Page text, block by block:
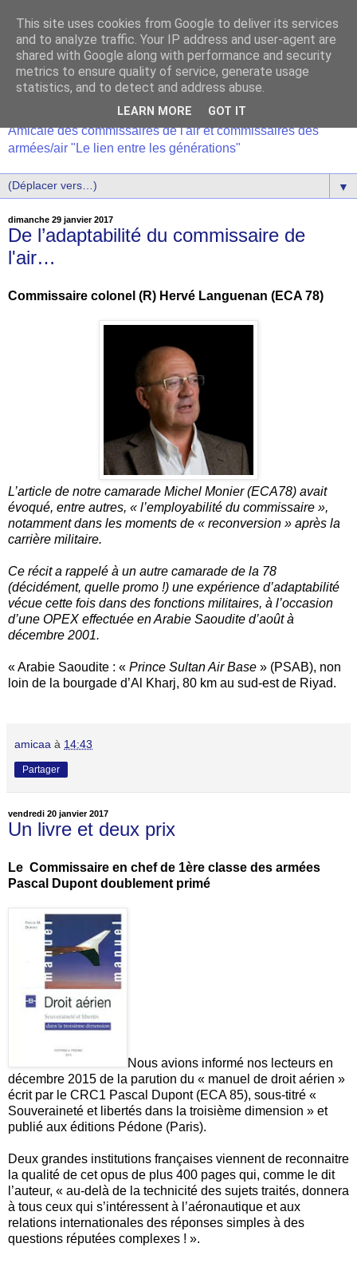
Amicale des commissaires de l'air et commissaires des
armées/air "Le lien entre les générations"
▼
dimanche 29 janvier 2017
De l’adaptabilité du commissaire de
l'air…
Commissaire colonel (R) Hervé Languenan (ECA 78)
L’article de notre camarade Michel Monier (ECA78) avait
évoqué, entre autres, « l’employabilité du commissaire »,
notamment dans les moments de « reconversion » après la
carrière militaire.
Ce récit a rappelé à un autre camarade de la 78
(décidément, quelle promo !) une expérience d’adaptabilité
vécue cette fois dans des fonctions militaires, à l’occasion
d’une OPEX effectuée en Arabie Saoudite d’août à
décembre 2001.
« Arabie Saoudite : « Prince Sultan Air Base » (PSAB), non
loin de la bourgade d’Al Kharj, 80 km au sud-est de Riyad.
amicaa à 14:43
Partager
vendredi 20 janvier 2017
Un livre et deux prix
Le Commissaire en chef de 1ère classe des armées
Pascal Dupont doublement primé
Nous avions informé nos lecteurs en
décembre 2015 de la parution du « manuel de droit aérien »
écrit par le CRC1 Pascal Dupont (ECA 85), sous-titré «
Souveraineté et libertés dans la troisième dimension » et
publié aux éditions Pédone (Paris).
Deux grandes institutions françaises viennent de reconnaitre
la qualité de cet opus de plus 400 pages qui, comme le dit
l’auteur, « au-delà de la technicité des sujets traités, donnera
à tous ceux qui s’intéressent à l’aéronautique et aux
relations internationales des réponses simples à des
questions réputées complexes ! ».
This site uses cookies from Google to deliver its services
and to analyze traffic. Your IP address and user-agent are
shared with Google along with performance and security
metrics to ensure quality of service, generate usage
statistics, and to detect and address abuse.
LEARN MORE GOT IT